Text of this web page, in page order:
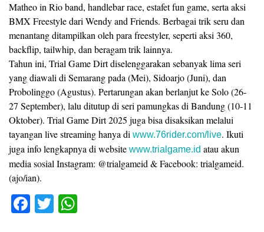
Matheo in Rio band, handlebar race, estafet fun game, serta aksi
BMX Freestyle dari Wendy and Friends. Berbagai trik seru dan
menantang ditampilkan oleh para freestyler, seperti aksi 360,
backflip, tailwhip, dan beragam trik lainnya.
Tahun ini, Trial Game Dirt diselenggarakan sebanyak lima seri
yang diawali di Semarang pada (Mei), Sidoarjo (Juni), dan
Probolinggo (Agustus). Pertarungan akan berlanjut ke Solo (26-
27 September), lalu ditutup di seri pamungkas di Bandung (10-11
Oktober). Trial Game Dirt 2025 juga bisa disaksikan melalui
tayangan live streaming hanya di www.76rider.com/live. Ikuti
juga info lengkapnya di website www.trialgame.id atau akun
media sosial Instagram: @trialgameid & Facebook: trialgameid.
(ajo/ian).
F
T